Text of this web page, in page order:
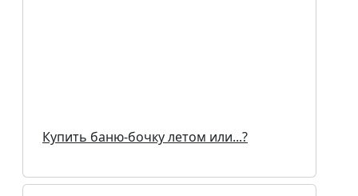
Купить баню-бочку летом или...?